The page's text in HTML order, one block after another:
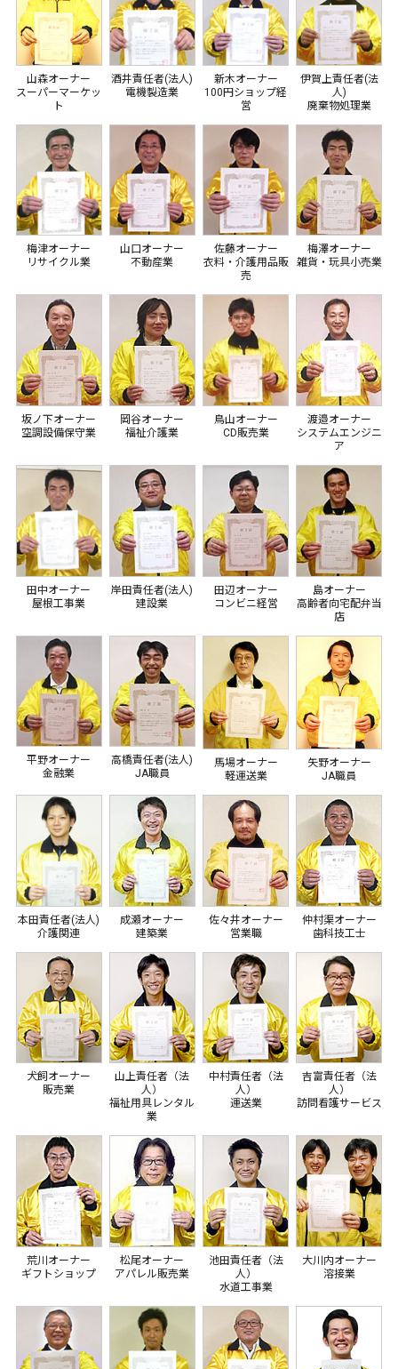
山森オーナー
スーパーマーケッ
ト
酒井責任者(法人)
電機製造業
新木オーナー
100円ショップ経
営
伊賀上責任者(法
人)
廃棄物処理業
梅津オーナー
リサイクル業
山口オーナー
不動産業
佐藤オーナー
衣料・介護用品販
売
梅澤オーナー
雑貨・玩具小売業
坂ノ下オーナー
空調設備保守業
岡谷オーナー
福祉介護業
鳥山オーナー
CD販売業
渡邉オーナー
システムエンジニ
ア
田中オーナー
屋根工事業
岸田責任者(法人)
建設業
田辺オーナー
コンビニ経営
島オーナー
高齢者向宅配弁当
店
平野オーナー
金融業
高橋責任者(法人)
JA職員
馬場オーナー
軽運送業
矢野オーナー
JA職員
本田責任者(法人)
介護関連
成瀬オーナー
建築業
佐々井オーナー
営業職
仲村渠オーナー
歯科技工士
犬飼オーナー
販売業
山上責任者（法
人）
福祉用具レンタル
業
中村責任者（法
人）
運送業
吉富責任者（法
人）
訪問看護サービス
荒川オーナー
ギフトショップ
松尾オーナー
アパレル販売業
池田責任者（法
人）
水道工事業
大川内オーナー
溶接業